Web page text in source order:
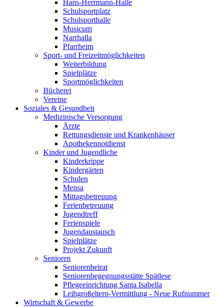
Hans-Herrmann-Halle
Schulsportplatz
Schulsporthalle
Musicum
Narrhalla
Pfarrheim
Sport- und Freizeitmöglichkeiten
Weiterbildung
Spielplätze
Sportmöglichkeiten
Bücherei
Vereine
Soziales & Gesundheit
Medizinische Versorgung
Ärzte
Rettungsdienste und Krankenhäuser
Apothekennotdienst
Kinder und Jugendliche
Kinderkrippe
Kindergärten
Schulen
Mensa
Mittagsbetreuung
Ferienbetreuung
Jugendtreff
Ferienspiele
Jugendaustausch
Spielplätze
Projekt Zukunft
Senioren
Seniorenbeirat
Seniorenbegegnungsstätte Spätlese
Pflegeeinrichtung Santa Isabella
Leihgroßeltern-Vermittlung - Neue Rufnummer
Wirtschaft & Gewerbe